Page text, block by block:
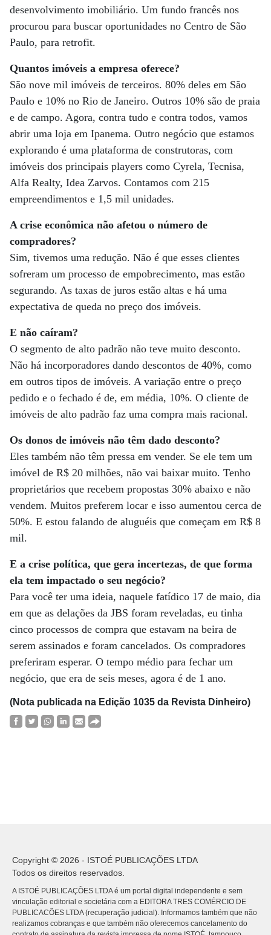
desenvolvimento imobiliário. Um fundo francês nos
procurou para buscar oportunidades no Centro de São
Paulo, para retrofit.
Quantos imóveis a empresa oferece?
São nove mil imóveis de terceiros. 80% deles em São
Paulo e 10% no Rio de Janeiro. Outros 10% são de praia
e de campo. Agora, contra tudo e contra todos, vamos
abrir uma loja em Ipanema. Outro negócio que estamos
explorando é uma plataforma de construtoras, com
imóveis dos principais players como Cyrela, Tecnisa,
Alfa Realty, Idea Zarvos. Contamos com 215
empreendimentos e 1,5 mil unidades.
A crise econômica não afetou o número de
compradores?
Sim, tivemos uma redução. Não é que esses clientes
sofreram um processo de empobrecimento, mas estão
segurando. As taxas de juros estão altas e há uma
expectativa de queda no preço dos imóveis.
E não caíram?
O segmento de alto padrão não teve muito desconto.
Não há incorporadores dando descontos de 40%, como
em outros tipos de imóveis. A variação entre o preço
pedido e o fechado é de, em média, 10%. O cliente de
imóveis de alto padrão faz uma compra mais racional.
Os donos de imóveis não têm dado desconto?
Eles também não têm pressa em vender. Se ele tem um
imóvel de R$ 20 milhões, não vai baixar muito. Tenho
proprietários que recebem propostas 30% abaixo e não
vendem. Muitos preferem locar e isso aumentou cerca de
50%. E estou falando de aluguéis que começam em R$ 8
mil.
E a crise política, que gera incertezas, de que forma
ela tem impactado o seu negócio?
Para você ter uma ideia, naquele fatídico 17 de maio, dia
em que as delações da JBS foram reveladas, eu tinha
cinco processos de compra que estavam na beira de
serem assinados e foram cancelados. Os compradores
preferiram esperar. O tempo médio para fechar um
negócio, que era de seis meses, agora é de 1 ano.
(Nota publicada na Edição 1035 da Revista Dinheiro)
Copyright © 2026 - ISTOÉ PUBLICAÇÕES LTDA
Todos os direitos reservados.
A ISTOÉ PUBLICAÇÕES LTDA é um portal digital independente e sem
vinculação editorial e societária com a EDITORA TRES COMÉRCIO DE
PUBLICACÕES LTDA (recuperação judicial). Informamos também que não
realizamos cobranças e que também não oferecemos cancelamento do